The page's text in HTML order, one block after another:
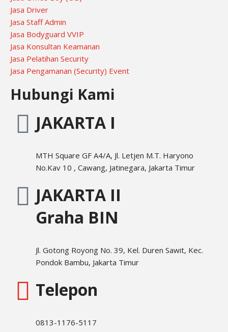
Jasa Driver
Jasa Staff Admin
Jasa Bodyguard VVIP
Jasa Konsultan Keamanan
Jasa Pelatihan Security
Jasa Pengamanan (Security) Event
Hubungi Kami
JAKARTA I
MTH Square GF A4/A, Jl. Letjen M.T. Haryono
No.Kav 10 , Cawang, Jatinegara, Jakarta Timur
JAKARTA II
Graha BIN
Jl. Gotong Royong No. 39, Kel. Duren Sawit, Kec.
Pondok Bambu, Jakarta Timur
Telepon
0813-1176-5117